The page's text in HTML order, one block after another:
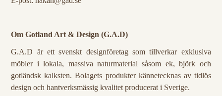
Om Gotland Art & Design (G.A.D)
G.A.D är ett svenskt designföretag som tillverkar exklusiva
möbler i lokala, massiva naturmaterial såsom ek, björk och
gotländsk kalksten. Bolagets produkter kännetecknas av tidlös
design och hantverksmässig kvalitet producerat i Sverige.